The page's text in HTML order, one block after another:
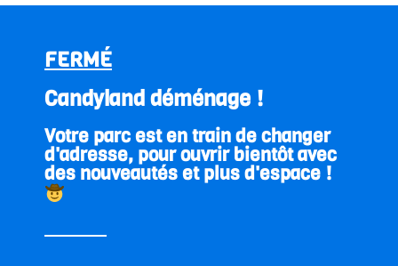
FERMÉ
Candyland déménage !
Votre parc est en train de changer
d'adresse, pour ouvrir bientôt avec
des nouveautés et plus d'espace !